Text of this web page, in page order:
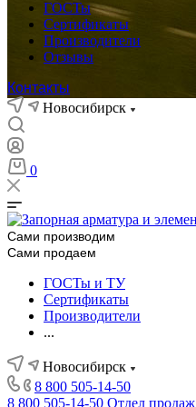
ГОСТы
Сертификаты
Производители
Отзывы
Контакты
Новосибирск
0
Сами производим
Сами продаем
ГОСТы и ТУ
Сертификаты
Производители
...
Новосибирск
8 800 505-14-50
8 800 505-14-50 Отдел продаж